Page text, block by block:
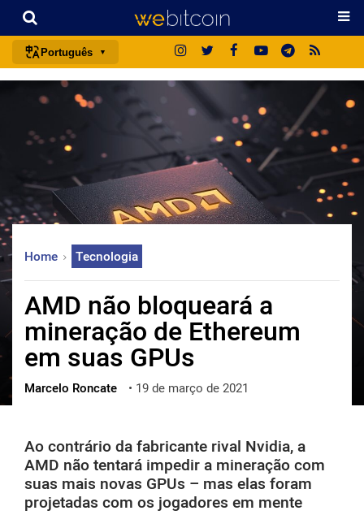
Português
português (BR)
english
español
italiano
deutsch
中文
한국어
العربية
ไทย
ქართული
vietnamese
Home Tecnologia
AMD não bloqueará a
mineração de Ethereum
em suas GPUs
Marcelo Roncate • 19 de março de 2021
Ao contrário da fabricante rival Nvidia, a
AMD não tentará impedir a mineração com
suas mais novas GPUs – mas elas foram
projetadas com os jogadores em mente